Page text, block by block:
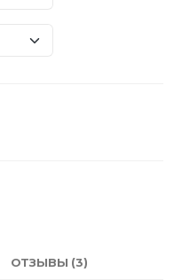
ОТЗЫВЫ (3)